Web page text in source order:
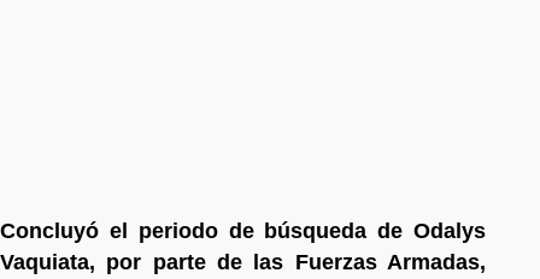
Concluyó el periodo de búsqueda de Odalys
Vaquiata, por parte de las Fuerzas Armadas,